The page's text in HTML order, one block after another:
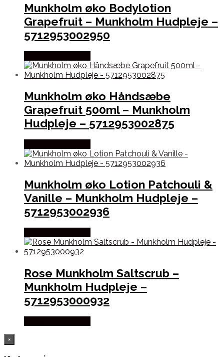
Munkholm øko Bodylotion
Grapefruit – Munkholm Hudpleje –
5712953002950
Munkholm øko Håndsæbe
Grapefruit 500ml – Munkholm
Hudpleje – 5712953002875
Munkholm øko Lotion Patchouli &
Vanille – Munkholm Hudpleje –
5712953002936
Rose Munkholm Saltscrub –
Munkholm Hudpleje –
5712953000932
×